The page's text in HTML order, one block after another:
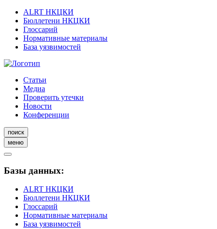
ALRT НКЦКИ
Бюллетени НКЦКИ
Глоссарий
Нормативные материалы
База уязвимостей
Статьи
Медиа
Проверить утечки
Новости
Конференции
поиск
меню
Базы данных:
ALRT НКЦКИ
Бюллетени НКЦКИ
Глоссарий
Нормативные материалы
База уязвимостей